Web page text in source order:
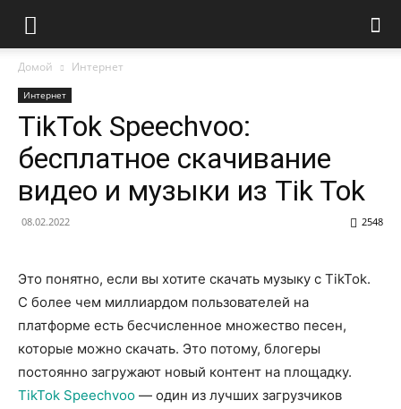
Домой Интернет
Интернет
TikTok Speechvoo:
бесплатное скачивание
видео и музыки из Tik Tok
08.02.2022 2548
Это понятно, если вы хотите скачать музыку с TikTok.
С более чем миллиардом пользователей на
платформе есть бесчисленное множество песен,
которые можно скачать. Это потому, блогеры
постоянно загружают новый контент на площадку.
TikTok Speechvoo — один из лучших загрузчиков